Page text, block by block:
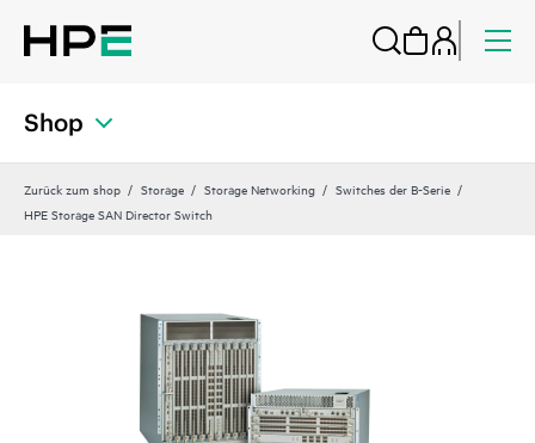
Shop
Zurück zum shop Storage Storage Networking
Switches der B-Serie
HPE Storage SAN Director Switch